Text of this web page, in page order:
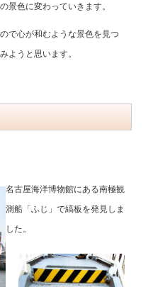
景色に変わっていきます。
で心が和むような景色を見つ
ようと思います。
名古屋海洋博物館にある南極観
測船「ふじ」で縞板を発見しま
した。